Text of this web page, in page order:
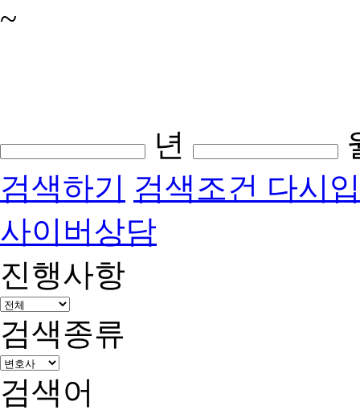
~
년
검색하기 검색조건 다시
사이버상담
진행사항
검색종류
검색어